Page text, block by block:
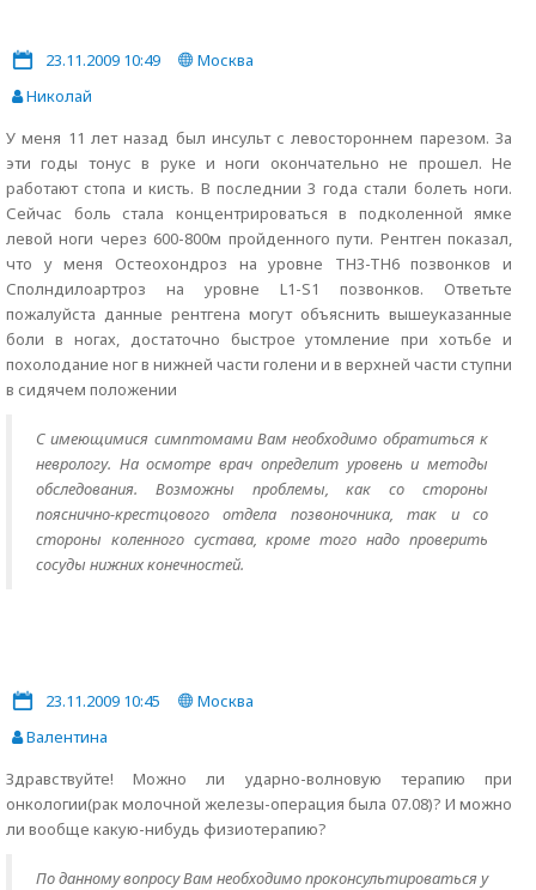
23.11.2009 10:49
Москва
Николай
У меня 11 лет назад был инсульт с левостороннем парезом. За
эти годы тонус в руке и ноги окончательно не прошел. Не
работают стопа и кисть. В последнии 3 года стали болеть ноги.
Сейчас боль стала концентрироваться в подколенной ямке
левой ноги через 600-800м пройденного пути. Рентген показал,
что у меня Остеохондроз на уровне TH3-TH6 позвонков и
Сполндилоартроз на уровне L1-S1 позвонков. Ответьте
пожалуйста данные рентгена могут объяснить вышеуказанные
боли в ногах, достаточно быстрое утомление при хотьбе и
похолодание ног в нижней части голени и в верхней части ступни
в сидячем положении
С имеющимися симптомами Вам необходимо обратиться к
неврологу. На осмотре врач определит уровень и методы
обследования. Возможны проблемы, как со стороны
пояснично-крестцового отдела позвоночника, так и со
стороны коленного сустава, кроме того надо проверить
сосуды нижних конечностей.
23.11.2009 10:45
Москва
Валентина
Здравствуйте! Можно ли ударно-волновую терапию при
онкологии(рак молочной железы-операция была 07.08)? И можно
ли вообще какую-нибудь физиотерапию?
По данному вопросу Вам необходимо проконсультироваться у